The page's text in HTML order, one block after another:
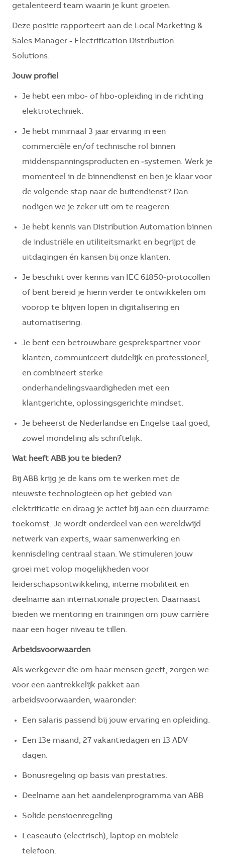
getalenteerd team waarin je kunt groeien.
Deze positie rapporteert aan de Local Marketing &
Sales Manager - Electrification Distribution
Solutions.
Jouw profiel
Je hebt een mbo‑ of hbo‑opleiding in de richting
elektrotechniek.
Je hebt minimaal 3 jaar ervaring in een
commerciële en/of technische rol binnen
middenspanningsproducten en ‑systemen. Werk je
momenteel in de binnendienst en ben je klaar voor
de volgende stap naar de buitendienst? Dan
nodigen we je zeker uit om te reageren.
Je hebt kennis van Distribution Automation binnen
de industriële en utiliteitsmarkt en begrijpt de
uitdagingen én kansen bij onze klanten.
Je beschikt over kennis van IEC 61850‑protocollen
of bent bereid je hierin verder te ontwikkelen om
voorop te blijven lopen in digitalisering en
automatisering.
Je bent een betrouwbare gesprekspartner voor
klanten, communiceert duidelijk en professioneel,
en combineert sterke
onderhandelingsvaardigheden met een
klantgerichte, oplossingsgerichte mindset.
Je beheerst de Nederlandse en Engelse taal goed,
zowel mondeling als schriftelijk.
Wat heeft ABB jou te bieden?
Bij ABB krijg je de kans om te werken met de
nieuwste technologieën op het gebied van
elektrificatie en draag je actief bij aan een duurzame
toekomst. Je wordt onderdeel van een wereldwijd
netwerk van experts, waar samenwerking en
kennisdeling centraal staan. We stimuleren jouw
groei met volop mogelijkheden voor
leiderschapsontwikkeling, interne mobiliteit en
deelname aan internationale projecten. Daarnaast
bieden we mentoring en trainingen om jouw carrière
naar een hoger niveau te tillen.
Arbeidsvoorwaarden
Als werkgever die om haar mensen geeft, zorgen we
voor een aantrekkelijk pakket aan
arbeidsvoorwaarden, waaronder:
Een salaris passend bij jouw ervaring en opleiding.
Een 13e maand, 27 vakantiedagen en 13 ADV-
dagen.
Bonusregeling op basis van prestaties.
Deelname aan het aandelenprogramma van ABB
Solide pensioenregeling.
Leaseauto (electrisch), laptop en mobiele
telefoon.